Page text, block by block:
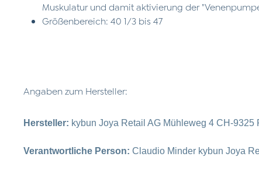
Muskulatur und damit aktivierung der
Größenbereich: 40 1/3 bis 47
Angaben zum Hersteller:
Hersteller: kybun Joya Retail AG Mühleweg 4 CH-
Verantwortliche Person: Claudio Minder kybun Joya